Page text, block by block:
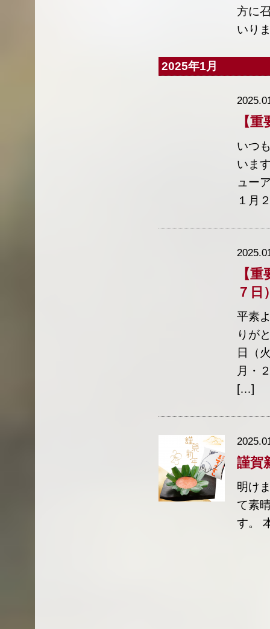
方に
いり
2025年1月
【
いつ
いま
ュー
１月
【
７日
平素
りが
日（
月・
[…]
謹賀
明け
て素
す。